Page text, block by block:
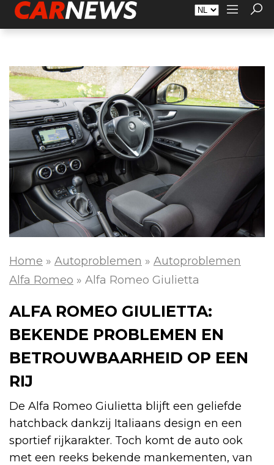
Adverteren Over Carnews.nl Contact
Home » Autoproblemen » Autoproblemen
Alfa Romeo » Alfa Romeo Giulietta
ALFA ROMEO GIULIETTA:
BEKENDE PROBLEMEN EN
BETROUWBAARHEID OP EEN
RIJ
De Alfa Romeo Giulietta blijft een geliefde
hatchback dankzij Italiaans design en een
sportief rijkarakter. Toch komt de auto ook
met een reeks bekende mankementen, van